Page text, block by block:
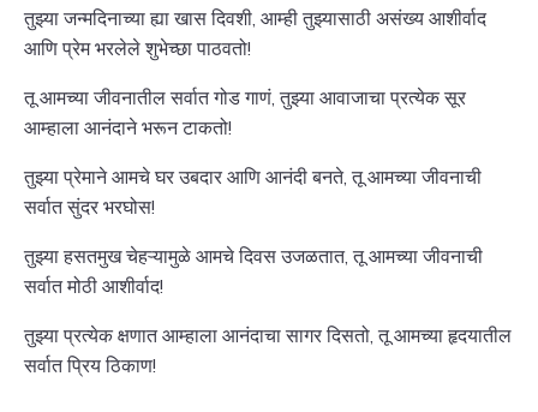
तुझ्या जन्मदिनाच्या ह्या खास दिवशी, आम्ही तुझ्यासाठी असंख्य आशीर्वाद
आणि प्रेम भरलेले शुभेच्छा पाठवतो!
तू आमच्या जीवनातील सर्वात गोड गाणं, तुझ्या आवाजाचा प्रत्येक सूर
आम्हाला आनंदाने भरून टाकतो!
तुझ्या प्रेमाने आमचे घर उबदार आणि आनंदी बनते, तू आमच्या जीवनाची
सर्वात सुंदर भरघोस!
तुझ्या हसतमुख चेहऱ्यामुळे आमचे दिवस उजळतात, तू आमच्या जीवनाची
सर्वात मोठी आशीर्वाद!
तुझ्या प्रत्येक क्षणात आम्हाला आनंदाचा सागर दिसतो, तू आमच्या हृदयातील
सर्वात प्रिय ठिकाण!